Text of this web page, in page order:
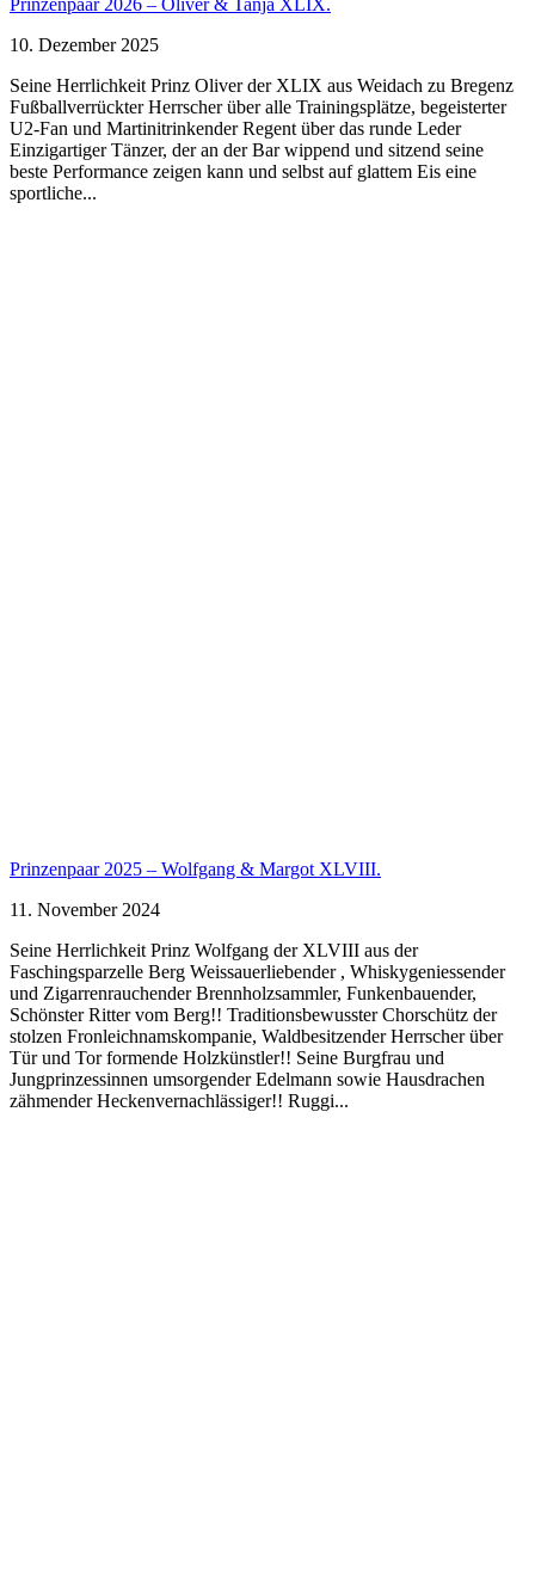
Prinzenpaar 2026 – Oliver & Tanja XLIX.
10. Dezember 2025
Seine Herrlichkeit Prinz Oliver der XLIX aus Weidach zu Bregenz
Fußballverrückter Herrscher über alle Trainingsplätze, begeisterter
U2-Fan und Martinitrinkender Regent über das runde Leder
Einzigartiger Tänzer, der an der Bar wippend und sitzend seine
beste Performance zeigen kann und selbst auf glattem Eis eine
sportliche...
Prinzenpaar 2025 – Wolfgang & Margot XLVIII.
11. November 2024
Seine Herrlichkeit Prinz Wolfgang der XLVIII aus der
Faschingsparzelle Berg Weissauerliebender , Whiskygeniessender
und Zigarrenrauchender Brennholzsammler, Funkenbauender,
Schönster Ritter vom Berg!! Traditionsbewusster Chorschütz der
stolzen Fronleichnamskompanie, Waldbesitzender Herrscher über
Tür und Tor formende Holzkünstler!! Seine Burgfrau und
Jungprinzessinnen umsorgender Edelmann sowie Hausdrachen
zähmender Heckenvernachlässiger!! Ruggi...